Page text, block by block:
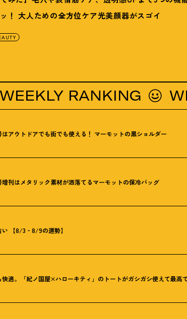
！ 大人ための全方位ケア光美顔器がスゴイ
RANKING
はアウトドアでも街でも使える ！ マーモットの黒ショルダー
増刊はメタリック素材が洒落てるマーモットの保冷バッグ
い 【8/3‐8/9の運勢】
快適。「紀ノ国屋×ハローキティ」のトートがガシガシ使えて最高